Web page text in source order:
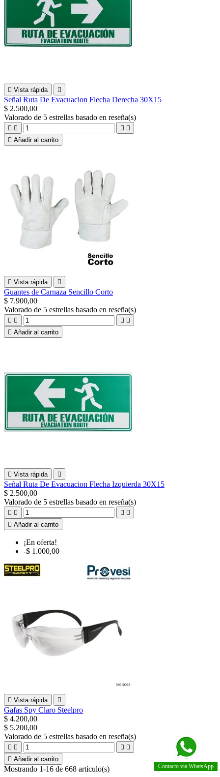
 Vista rápida 
Señal Ruta De Evacuacion Flecha Derecha 30X15
$ 2.500,00
Valorado de 5 estrellas basado en reseña(s)
   
 Añadir al carrito
 Vista rápida 
Guantes de Carnaza Sencillo Corto
$ 7.900,00
Valorado de 5 estrellas basado en reseña(s)
   
 Añadir al carrito
 Vista rápida 
Señal Ruta De Evacuacion Flecha Izquierda 30X15
$ 2.500,00
Valorado de 5 estrellas basado en reseña(s)
   
 Añadir al carrito
¡En oferta!
-$ 1.000,00
 Vista rápida 
Gafas Spy Claro Steelpro
$ 4.200,00
$ 5.200,00
Valorado de 5 estrellas basado en reseña(s)
   
 Añadir al carrito
Mostrando 1-16 de 668 artículo(s) Contacto via WhatsApp